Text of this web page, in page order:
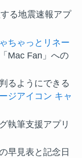
る地震速報アプ
ちゃっとリネー
Mac Fan」への
るようにできる
ジアイコン キャ
執筆支援アプリ
早見表と記念日